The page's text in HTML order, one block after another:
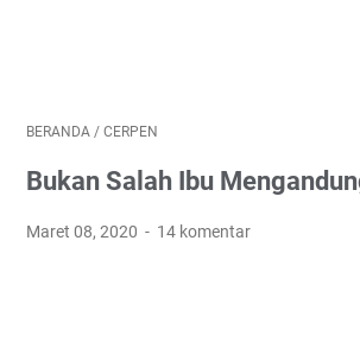
BERANDA / CERPEN
Bukan Salah Ibu
Maret 08, 2020 14 komentar